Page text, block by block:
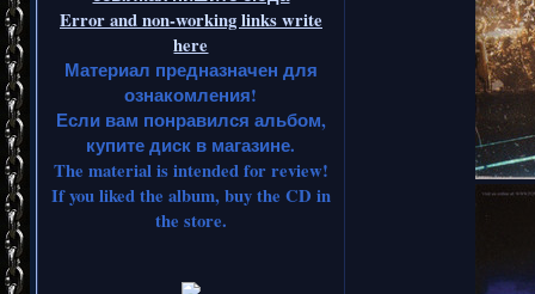
Error and non-working links write
here
Материал предназначен для
ознакомления!
Если вам понравился альбом,
купите диск в магазине.
The material is intended for review!
If you liked the album, buy the CD in
the store.